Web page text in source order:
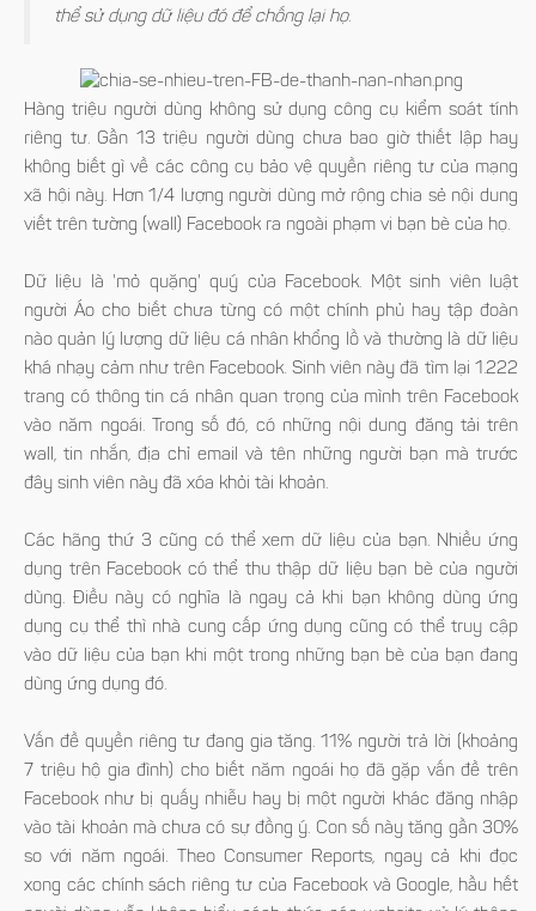
thể sử dụng dữ liệu đó để chống lại họ.
Hàng triệu người dùng không sử dụng công cụ kiểm soát tính
riêng tư. Gần 13 triệu người dùng chưa bao giờ thiết lập hay
không biết gì về các công cụ bảo vệ quyền riêng tư của mạng
xã hội này. Hơn 1/4 lượng người dùng mở rộng chia sẻ nội dung
viết trên tường (wall) Facebook ra ngoài phạm vi bạn bè của họ.
Dữ liệu là 'mỏ quặng' quý của Facebook. Một sinh viên luật
người Áo cho biết chưa từng có một chính phủ hay tập đoàn
nào quản lý lượng dữ liệu cá nhân khổng lồ và thường là dữ liệu
khá nhạy cảm như trên Facebook. Sinh viên này đã tìm lại 1.222
trang có thông tin cá nhân quan trọng của mình trên Facebook
vào năm ngoái. Trong số đó, có những nội dung đăng tải trên
wall, tin nhắn, địa chỉ email và tên những người bạn mà trước
đây sinh viên này đã xóa khỏi tài khoản.
Các hãng thứ 3 cũng có thể xem dữ liệu của bạn. Nhiều ứng
dụng trên Facebook có thể thu thập dữ liệu bạn bè của người
dùng. Điều này có nghĩa là ngay cả khi bạn không dùng ứng
dụng cụ thể thì nhà cung cấp ứng dụng cũng có thể truy cập
vào dữ liệu của bạn khi một trong những bạn bè của bạn đang
dùng ứng dụng đó.
Vấn đề quyền riêng tư đang gia tăng. 11% người trả lời (khoảng
7 triệu hộ gia đình) cho biết năm ngoái họ đã gặp vấn đề trên
Facebook như bị quấy nhiễu hay bị một người khác đăng nhập
vào tài khoản mà chưa có sự đồng ý. Con số này tăng gần 30%
so với năm ngoái. Theo Consumer Reports, ngay cả khi đọc
xong các chính sách riêng tư của Facebook và Google, hầu hết